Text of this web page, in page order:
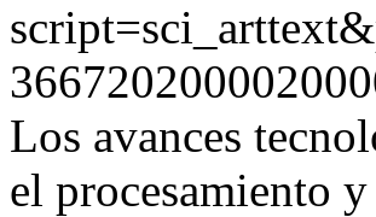
Los avances
el procesamiento